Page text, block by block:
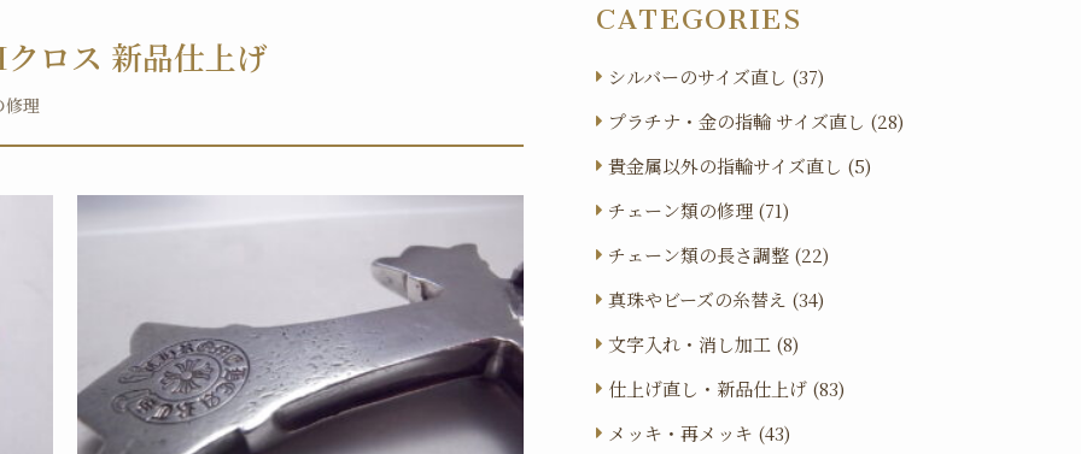
ロス 新品仕上げ
修理
シルバーのサイズ直し (37)
プラチナ・金の指輪 サイズ直し (28)
貴金属以外の指輪サイズ直し (5)
チェーン類の修理 (71)
チェーン類の長さ調整 (22)
真珠やビーズの糸替え (34)
文字入れ・消し加工 (8)
仕上げ直し・新品仕上げ (83)
メッキ・再メッキ (43)